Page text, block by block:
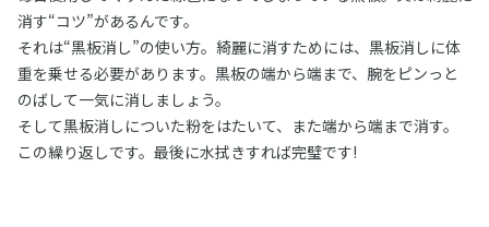
消す“コツ”があるんです。
それは“黒板消し”の使い方。綺麗に消すためには、黒板消しに体
重を乗せる必要があります。黒板の端から端まで、腕をピンっと
のばして一気に消しましょう。
そして黒板消しについた粉をはたいて、また端から端まで消す。
この繰り返しです。最後に水拭きすれば完璧です!